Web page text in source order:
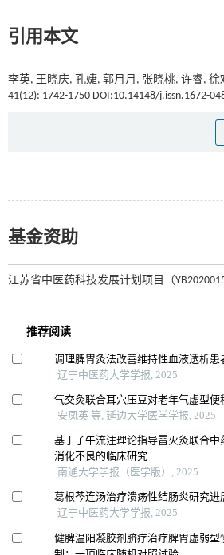
引用本文
李英, 王晓庆, 孔婕, 郭月月, 张晓桃, 许睿,
41(12): 1742-1750 DOI:10.14148/j.issn.1672-
基金资助
江苏省中医药科技发展计划项目（YB2020015